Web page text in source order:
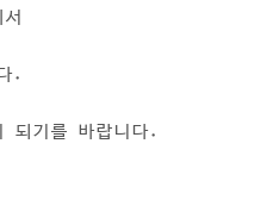
.
되기를 바랍니다.